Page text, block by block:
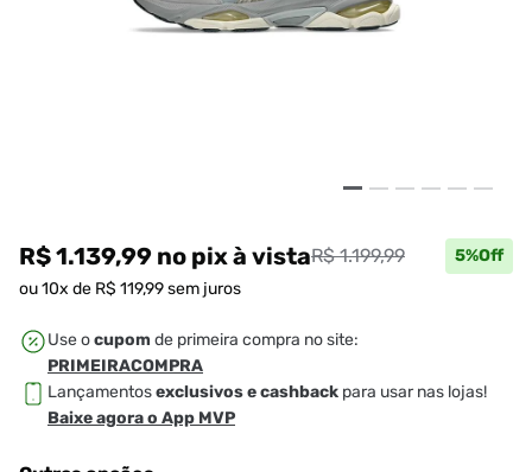
R$ 1.139,99 no pixà vistaR$ 1.199,99 5%Off
ou10x de R$ 119,99sem juros
Use ocupom de primeira compra no site:
PRIMEIRACOMPRA
Lançamentosexclusivos e cashback para usar nas lojas!
Baixe agora o App MVP